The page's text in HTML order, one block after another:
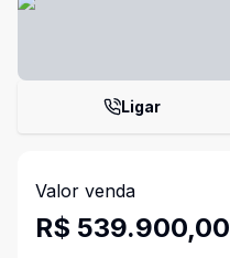
Ligar
Valor venda
R$ 539.900,00